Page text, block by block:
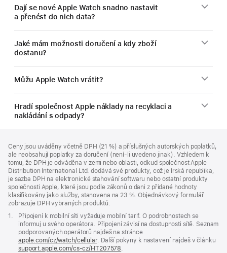
Dají se nové Apple Watch snadno nastavit
a přenést do nich data?
Jaké mám možnosti doručení a kdy zboží
dostanu?
Můžu Apple Watch vrátit?
Hradí společnost Apple náklady na recyklaci a
nakládání s odpady?
Ceny jsou uváděny včetně DPH (21 %) a příslušných autorských poplatků,
ale neobsahují poplatky za doručení (není-li uvedeno jinak). Vzhledem k
tomu, že DPH je odváděna v zemi nebo oblasti, odkud společnost Apple
Distribution International Ltd. dodává své produkty, což je Irská republika,
je sazba DPH na elektronické stahování softwaru nebo ostatní produkty
společnosti Apple, které jsou podle zákonů o dani z přidané hodnoty
klasifikovány jako služby, stanovena na 23 %. Objednávkový formulář
zobrazuje DPH vybraných produktů.
Poznámka
1.
Připojení k mobilní síti vyžaduje mobilní tarif. O podrobnostech se
informuj u svého operátora. Připojení závisí na dostupnosti sítě. Seznam
podporovaných operátorů najdeš na stránce
apple.com/cz/watch/cellular. Další pokyny k nastavení najdeš v článku
support.apple.com/cs-cz/HT207578(Otevře
.